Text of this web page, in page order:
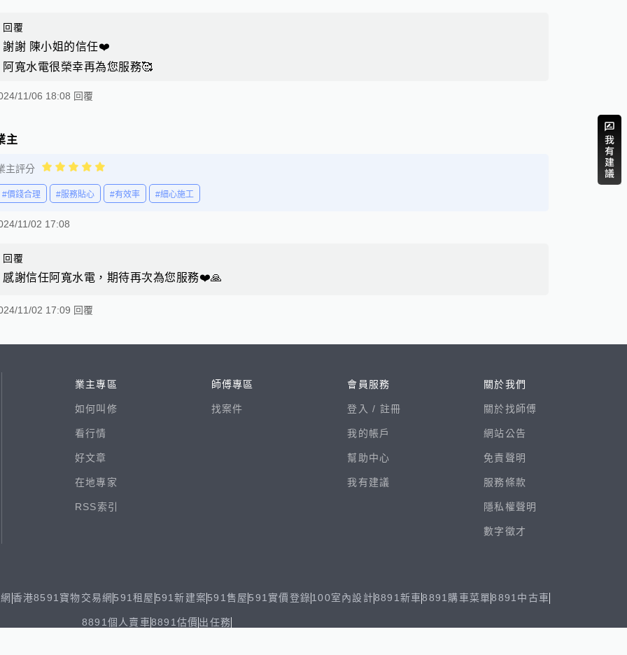
回覆
謝謝 陳小姐的信任❤️
阿寬水電很榮幸再為您服務🥰
11/06 18:08 回覆
主
主評分
#價錢合理 #服務貼心 #有效率 #細心施工
11/02 17:08
回覆
感謝信任阿寬水電，期待再次為您服務❤️🙏
11/02 17:09 回覆
業主專區
如何叫修
看行情
好文章
在地專家
RSS索引
師傅專區
找案件
會員服務
登入 / 註冊
我的帳戶
幫助中心
我有建議
關於我們
關於找師傅
網站公告
免責聲明
服務條款
隱私權聲明
數字徵才
香港8591寶物交易網 591租屋 591新建案591售屋 591實價登錄100室內設計8891新車8891購車菜單8891中古車
8891個人賣車8891估價 出任務